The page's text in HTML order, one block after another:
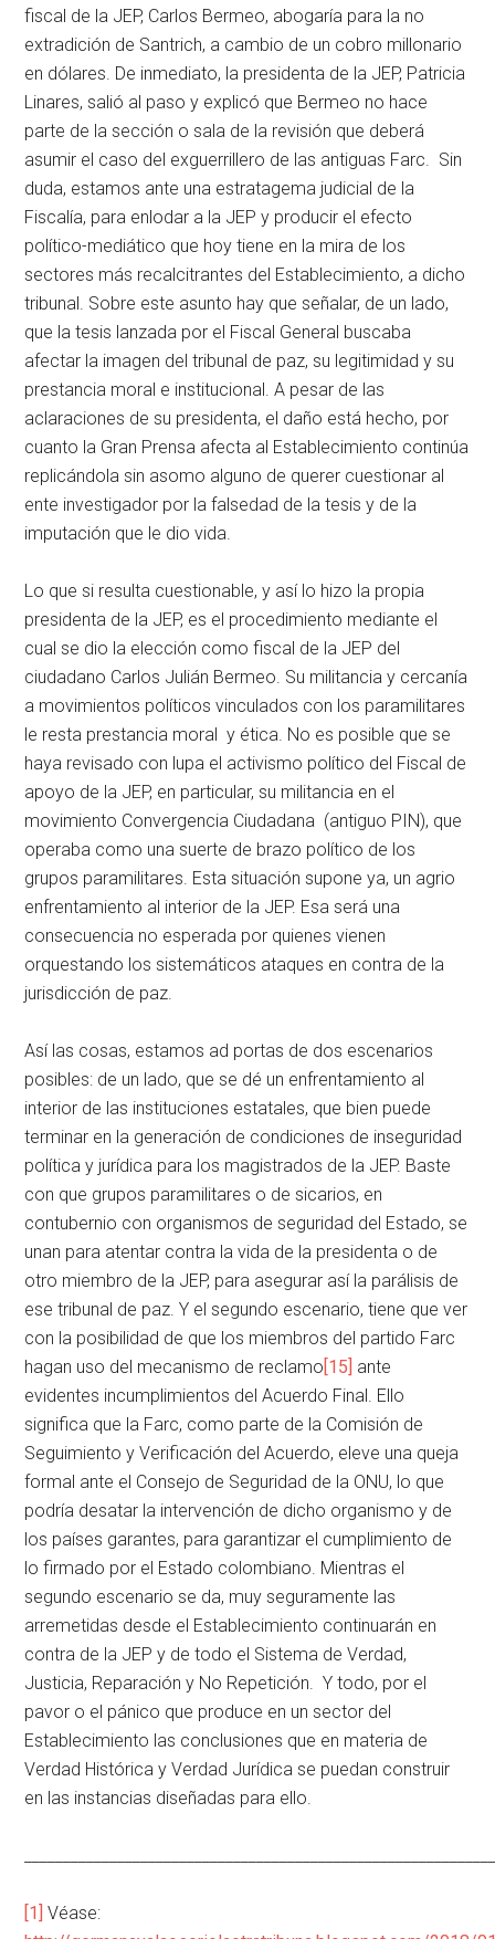
fiscal de la JEP, Carlos Bermeo, abogaría para la no
extradición de Santrich, a cambio de un cobro millonario
en dólares. De inmediato, la presidenta de la JEP, Patricia
Linares, salió al paso y explicó que Bermeo no hace
parte de la sección o sala de la revisión que deberá
asumir el caso del exguerrillero de las antiguas Farc. Sin
duda, estamos ante una estratagema judicial de la
Fiscalía, para enlodar a la JEP y producir el efecto
político-mediático que hoy tiene en la mira de los
sectores más recalcitrantes del Establecimiento, a dicho
tribunal. Sobre este asunto hay que señalar, de un lado,
que la tesis lanzada por el Fiscal General buscaba
afectar la imagen del tribunal de paz, su legitimidad y su
prestancia moral e institucional. A pesar de las
aclaraciones de su presidenta, el daño está hecho, por
cuanto la Gran Prensa afecta al Establecimiento continúa
replicándola sin asomo alguno de querer cuestionar al
ente investigador por la falsedad de la tesis y de la
imputación que le dio vida.
Lo que si resulta cuestionable, y así lo hizo la propia
presidenta de la JEP, es el procedimiento mediante el
cual se dio la elección como fiscal de la JEP del
ciudadano Carlos Julián Bermeo. Su militancia y cercanía
a movimientos políticos vinculados con los paramilitares
le resta prestancia moral y ética. No es posible que se
haya revisado con lupa el activismo político del Fiscal de
apoyo de la JEP, en particular, su militancia en el
movimiento Convergencia Ciudadana (antiguo PIN), que
operaba como una suerte de brazo político de los
grupos paramilitares. Esta situación supone ya, un agrio
enfrentamiento al interior de la JEP. Esa será una
consecuencia no esperada por quienes vienen
orquestando los sistemáticos ataques en contra de la
jurisdicción de paz.
Así las cosas, estamos ad portas de dos escenarios
posibles: de un lado, que se dé un enfrentamiento al
interior de las instituciones estatales, que bien puede
terminar en la generación de condiciones de inseguridad
política y jurídica para los magistrados de la JEP. Baste
con que grupos paramilitares o de sicarios, en
contubernio con organismos de seguridad del Estado, se
unan para atentar contra la vida de la presidenta o de
otro miembro de la JEP, para asegurar así la parálisis de
ese tribunal de paz. Y el segundo escenario, tiene que ver
con la posibilidad de que los miembros del partido Farc
hagan uso del mecanismo de reclamo[15] ante
evidentes incumplimientos del Acuerdo Final. Ello
significa que la Farc, como parte de la Comisión de
Seguimiento y Verificación del Acuerdo, eleve una queja
formal ante el Consejo de Seguridad de la ONU, lo que
podría desatar la intervención de dicho organismo y de
los países garantes, para garantizar el cumplimiento de
lo firmado por el Estado colombiano. Mientras el
segundo escenario se da, muy seguramente las
arremetidas desde el Establecimiento continuarán en
contra de la JEP y de todo el Sistema de Verdad,
Justicia, Reparación y No Repetición. Y todo, por el
pavor o el pánico que produce en un sector del
Establecimiento las conclusiones que en materia de
Verdad Histórica y Verdad Jurídica se puedan construir
en las instancias diseñadas para ello.
[1] Véase: